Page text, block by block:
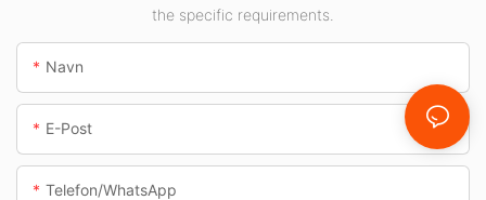
the specific requirements.
Navn
E-Post
Telefon/whatsApp